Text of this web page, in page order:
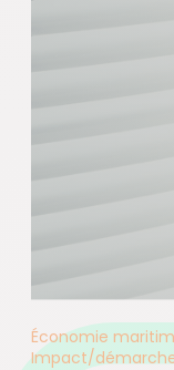
Économie
Impact/démarche